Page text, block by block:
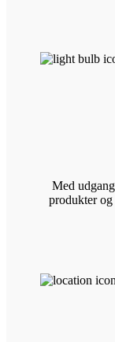
Med
produkter